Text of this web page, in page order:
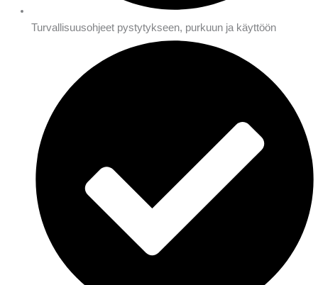
Turvallisuusohjeet pystytykseen, purkuun ja käyttöön